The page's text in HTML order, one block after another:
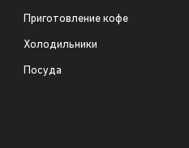
Приготовление кофе
Холодильники
Посуда